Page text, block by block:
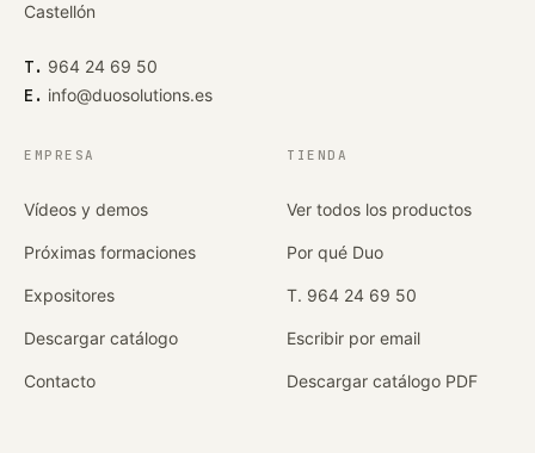
Castellón
T. 964 24 69 50
E. info@duosolutions.es
EMPRESA
Vídeos y demos
Próximas formaciones
Expositores
Descargar catálogo
Contacto
TIENDA
Ver todos los productos
Por qué Duo
T. 964 24 69 50
Escribir por email
Descargar catálogo PDF